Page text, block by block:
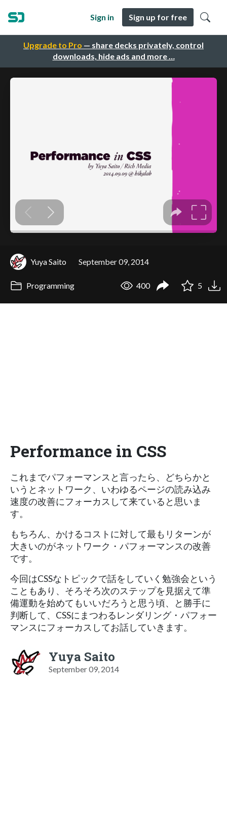
Upgrade to Pro — share decks privately, control
downloads, hide ads and more …
Sign in Sign up for free
Yuya Saito September 09, 2014
Programming 400 5
Performance in CSS
これまでパフォーマンスと言ったら、どちらかと
いうとネットワーク、いわゆるページの読み込み
速度の改善にフォーカスして来ていると思いま
す。
もちろん、かけるコストに対して最もリターンが
大きいのがネットワーク・パフォーマンスの改善
です。
今回はCSSなトピックで話をしていく勉強会という
こともあり、そろそろ次のステップを見据えて準
備運動を始めてもいいだろうと思う頃、と勝手に
判断して、CSSにまつわるレンダリング・パフォー
マンスにフォーカスしてお話していきます。
Yuya Saito
September 09, 2014